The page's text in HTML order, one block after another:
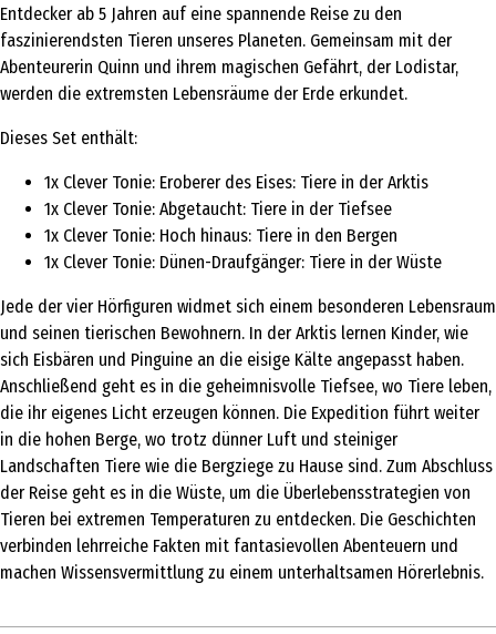
Entdecker ab 5 Jahren auf eine spannende Reise zu den
faszinierendsten Tieren unseres Planeten. Gemeinsam mit der
Abenteurerin Quinn und ihrem magischen Gefährt, der Lodistar,
werden die extremsten Lebensräume der Erde erkundet.
Dieses Set enthält:
1x Clever Tonie: Eroberer des Eises: Tiere in der Arktis
1x Clever Tonie: Abgetaucht: Tiere in der Tiefsee
1x Clever Tonie: Hoch hinaus: Tiere in den Bergen
1x Clever Tonie: Dünen-Draufgänger: Tiere in der Wüste
Jede der vier Hörfiguren widmet sich einem besonderen Lebensraum
und seinen tierischen Bewohnern. In der Arktis lernen Kinder, wie
sich Eisbären und Pinguine an die eisige Kälte angepasst haben.
Anschließend geht es in die geheimnisvolle Tiefsee, wo Tiere leben,
die ihr eigenes Licht erzeugen können. Die Expedition führt weiter
in die hohen Berge, wo trotz dünner Luft und steiniger
Landschaften Tiere wie die Bergziege zu Hause sind. Zum Abschluss
der Reise geht es in die Wüste, um die Überlebensstrategien von
Tieren bei extremen Temperaturen zu entdecken. Die Geschichten
verbinden lehrreiche Fakten mit fantasievollen Abenteuern und
machen Wissensvermittlung zu einem unterhaltsamen Hörerlebnis.